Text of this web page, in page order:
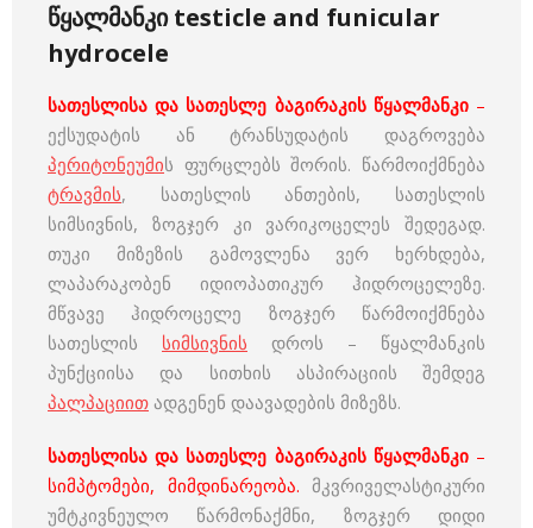
წყალმანკი testicle and funicular
hydrocele
სათესლისა და სათესლე ბაგირაკის წყალმანკი–
ექსუდატის ან ტრანსუდატის დაგროვება
პერიტონეუმის ფურცლებს შორის. წარმოიქმნება
ტრავმის, სათესლის ანთების, სათესლის
სიმსივნის, ზოგჯერ კი ვარიკოცელეს შედეგად.
თუკი მიზეზის გამოვლენა ვერ ხერხდება,
ლაპარაკობენ იდიოპათიკურ ჰიდროცელეზე.
მწვავე ჰიდროცელე ზოგჯერ წარმოიქმნება
სათესლის სიმსივნის დროს – წყალმანკის
პუნქციისა და სითხის ასპირაციის შემდეგ
პალპაციით ადგენენ დაავადების მიზეზს.
სათესლისა და სათესლე ბაგირაკის წყალმანკი–
სიმპტომები, მიმდინარეობა. მკვრიველასტიკური
უმტკივნეულო წარმონაქმნი, ზოგჯერ დიდი